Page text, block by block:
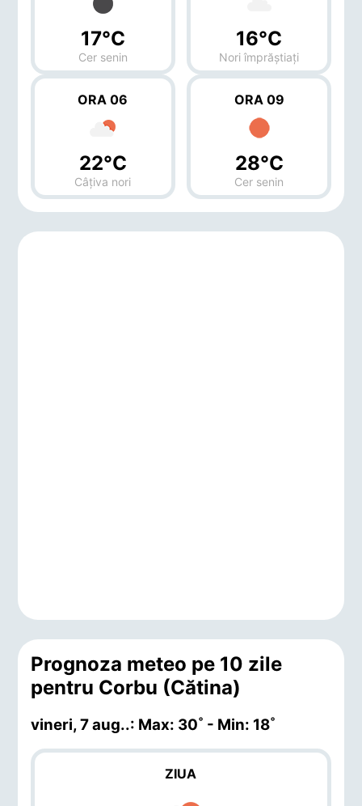
17°C
Cer senin
16°C
Nori împrăștiați
ORA 06
22°C
Câțiva nori
ORA 09
28°C
Cer senin
Prognoza meteo pe 10 zile
pentru Corbu (Cătina)
vineri, 7 aug..: Max: 30˚ - Min: 18˚
ZIUA